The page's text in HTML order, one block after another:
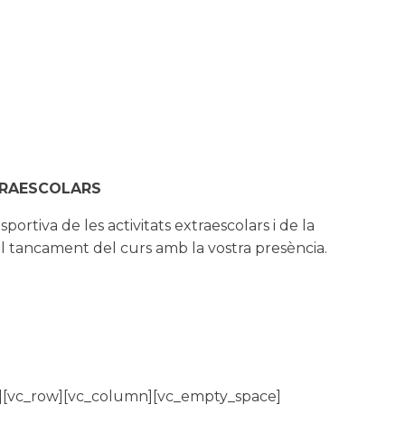
de les activitats extraescolars i de la
del curs amb la vostra presència.